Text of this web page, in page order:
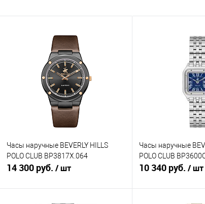
Часы наручные BEVERLY HILLS
POLO CLUB BP3817X.064
14 300 руб. / шт
Часы наручные
POLO CLUB
10 340 руб. / шт